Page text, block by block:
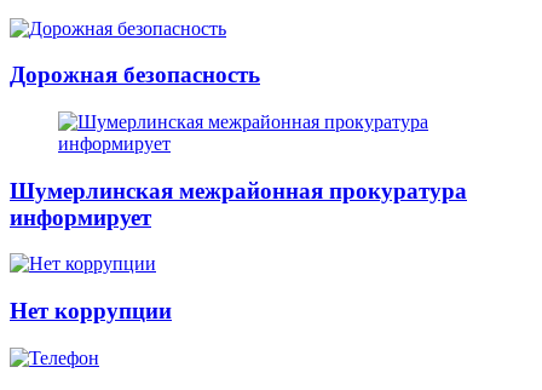
Дорожная безопасность
Шумерлинская межрайонная прокуратура
информирует
Нет коррупции